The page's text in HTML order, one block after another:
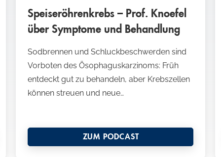
Leberhämangiom
M
Mikrowellenablation
Speiseröhrenkrebs – Prof. Knoefel
über Symptome und Behandlung
Sodbrennen und Schluckbeschwerden sind
Vorboten des Ösophaguskarzinoms: Früh
entdeckt gut zu behandeln, aber Krebszellen
können streuen und neue…
ZUM PODCAST